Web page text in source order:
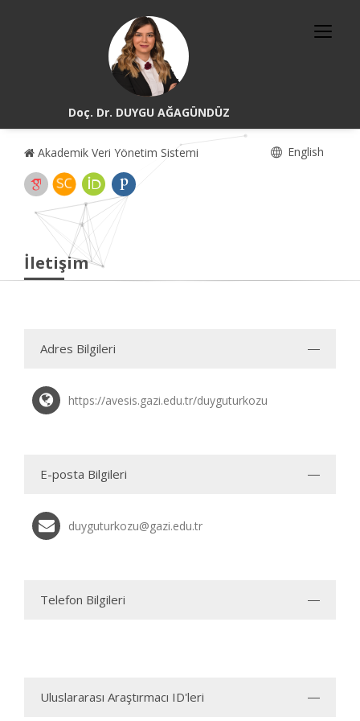
Doç. Dr. DUYGU AĞAGÜNDÜZ
Akademik Veri Yönetim Sistemi English
İletişim
Adres Bilgileri
https://avesis.gazi.edu.tr/duyguturkozu
E-posta Bilgileri
duyguturkozu@gazi.edu.tr
Telefon Bilgileri
Uluslararası Araştırmacı ID'leri